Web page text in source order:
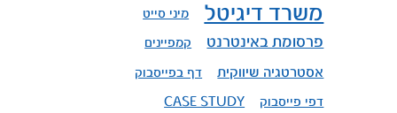
משרד דיגיטל מיני סייט
פרסומת באינטרנט קמפיינים
אסטרטגיה שיווקית דף בפייסבוק
דפי פייסבוק CASE STUDY